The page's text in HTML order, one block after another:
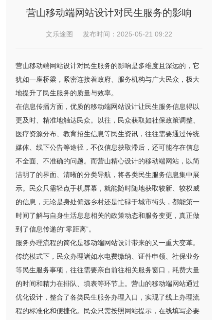
营山移动端网站设计对民生服务的影响
文乐途图 发布时间：2025-05-21 09:22
营山移动端网站设计对民生服务的影响是多维度且深远的，它
犹如一座桥梁，紧密连接着政府、服务机构与广大民众，极大
地提升了民生服务的质量与效率。
在信息传播方面，优质的移动端网站设计让民生服务信息得以
更及时、精准地触达民众。以往，民众获取如社保政策调整、
医疗资源分布、教育招生信息等民生资讯，往往需要通过传统
媒体、线下公告等途径，不仅信息获取滞后，还可能存在信息
不全面、不准确的问题。而营山精心设计的移动端网站，以简
洁明了的界面、清晰的分类导航，将各类民生服务信息集中展
示。民众只需轻点手机屏幕，就能随时随地获取较新、较权威
的信息，无论是身处偏远乡村还是忙碌于城市街头，都能第一
时间了解与自身生活息息相关的政策动态和服务变更，真正做
到了信息传递的“零距离”。
服务办理流程的简化是移动端网站设计带来的又一重大变革。
传统模式下，民众办理诸如水电费缴纳、证件申领、社保业务
等民生服务事项，往往需要亲自前往相关服务窗口，耗费大量
的时间和精力在排队、填表等环节上。营山的移动端网站通过
优化设计，整合了各类民生服务办理入口，实现了线上办理流
程的标准化和便捷化。民众只需按照网站提示，在线填写必要